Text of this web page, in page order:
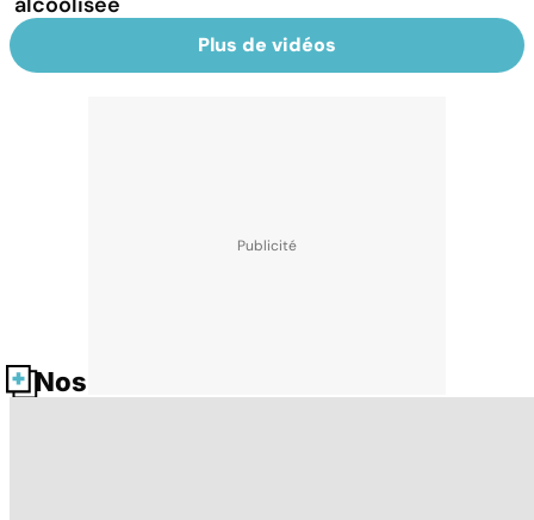
Plus de vidéos
Nos fiches santé